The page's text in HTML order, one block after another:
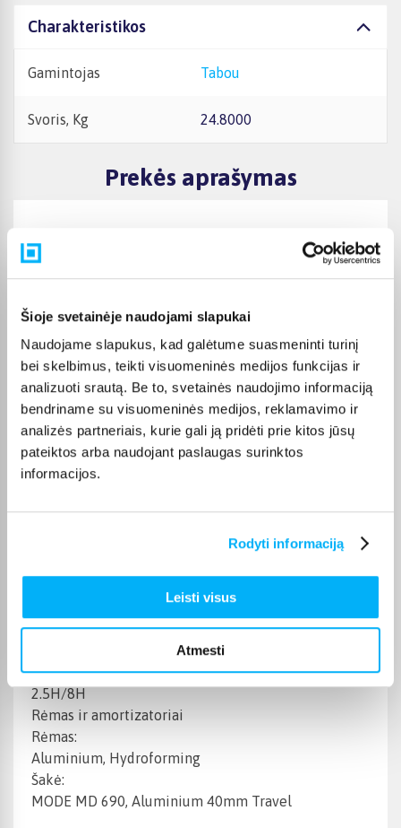
Šioje svetainėje naudojami slapukai
Naudojame slapukus, kad galėtume suasmeninti turinį
bei skelbimus, teikti visuomeninės medijos funkcijas ir
analizuoti srautą. Be to, svetainės naudojimo informaciją
bendriname su visuomeninės medijos, reklamavimo ir
analizės partneriais, kurie gali ją pridėti prie kitos jūsų
pateiktos arba naudojant paslaugas surinktos
informacijos.
Rodyti informaciją
Leisti visus
Atmesti
Charakteristikos
Gamintojas Tabou
Svoris, Kg 24.8000
Prekės aprašymas
Dviračio techninės specifikacijos
Elektrinė sistema
ANANDA M131SD, 36V, 42NM
Variklio vieta:
Rear
Variklio galia:
250W
Minimo pagalbos režimai:
Eco, Tour, Sport, Turbo, Boost, Walk-assist
Nuvažiuojamas atstumas:
Įkroviklis:
Baterijos krovimo laikas:
2.5H/8H
Rėmas ir amortizatoriai
Rėmas:
Aluminium, Hydroforming
Šakė:
MODE MD 690, Aluminium 40mm Travel